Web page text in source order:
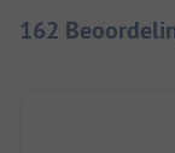
162